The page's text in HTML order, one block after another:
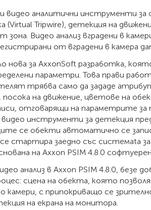
видео аналитични инструменти за
Tripwire), детекция на
зона. Видео анализ вградени в
от вградени в камера
нова за AxxonSoft разработка,
параметри. Това прави
трябва само да зададе
посока на движение, цветове на
отговарящи на параметрите за
инструменти за детекция
се обекти автоматично се
стартира заедно със системаta
на Axxon PSIM 4.8.0
анализ в Axxon PSIM 4.8.0, безе
сцена на обекта, която
камери, с припокриващо се
на екрана на монитора.